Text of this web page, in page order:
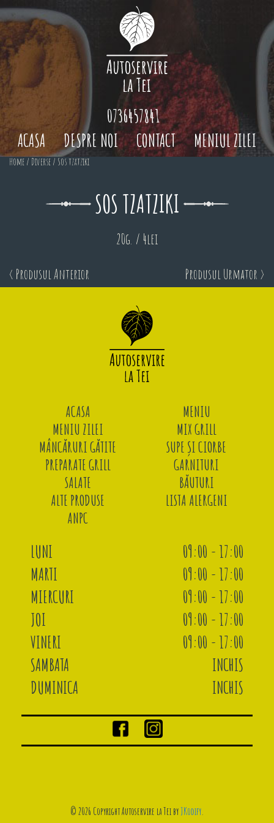
ACASA DESPRE NOI CONTACT MENIUL ZILEI
0736457841
Home / Diverse / Sos tzatziki
SOS TZATZIKI
20g. / 4lei
< Produsul Anterior Produsul Urmator >
ACASA
MENIU
MENIU ZILEI
MIX GRILL
MÂNCĂRURI GĂTITE
SUPE ȘI CIORBE
PREPARATE GRILL
GARNITURI
SALATE
BĂUTURI
ALTE PRODUSE
LISTA ALERGENI
ANPC
LUNI
09:00 - 17:00
MARTI
09:00 - 17:00
MIERCURI
09:00 - 17:00
JOI
09:00 - 17:00
VINERI
09:00 - 17:00
SAMBATA
INCHIS
DUMINICA
INCHIS
© 2026 Copyright Autoservire la Tei byJKodify.